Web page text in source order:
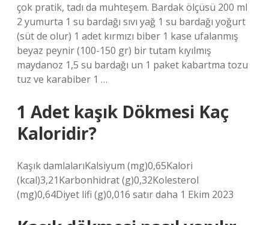
çok pratik, tadı da muhteşem. Bardak ölçüsü 200 ml
2 yumurta 1 su bardağı sıvı yağ 1 su bardağı yoğurt
(süt de olur) 1 adet kırmızı biber 1 kase ufalanmış
beyaz peynir (100-150 gr) bir tutam kıyılmış
maydanoz 1,5 su bardağı un 1 paket kabartma tozu
tuz ve karabiber 1 …
1 Adet kaşık Dökmesi Kaç
Kaloridir?
Kaşık damlalarıKalsiyum (mg)0,65Kalori
(kcal)3,21Karbonhidrat (g)0,32Kolesterol
(mg)0,64Diyet lifi (g)0,016 satır daha 1 Ekim 2023